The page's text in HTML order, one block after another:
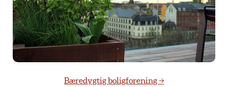
Bæredygtig boligforening →